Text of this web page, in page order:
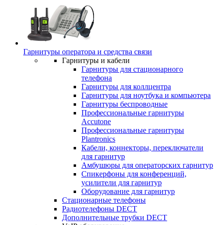
Гарнитуры оператора и средства связи
Гарнитуры и кабели
Гарнитуры для стационарного
телефона
Гарнитуры для коллцентра
Гарнитуры для ноутбука и компьютера
Гарнитуры беспроводные
Профессиональные гарнитуры
Accutone
Профессиональные гарнитуры
Plantronics
Кабели, коннекторы, переключатели
для гарнитур
Амбушюры для операторских гарнитур
Cпикерфоны для конференций,
усилители для гарнитур
Оборудование для гарнитур
Стационарные телефоны
Радиотелефоны DECT
Дополнительные трубки DECT